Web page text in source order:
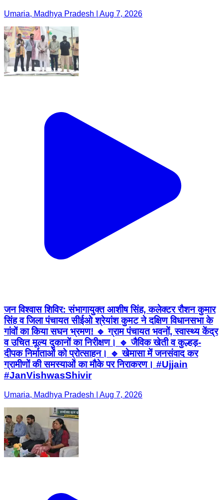
Umaria, Madhya Pradesh | Aug 7, 2026
जन विश्वास शिविर: संभागायुक्त आशीष सिंह, कलेक्टर रौशन कुमार
सिंह व जिला पंचायत सीईओ श्रेयांश कुमट ने दक्षिण विधानसभा के
गांवों का किया सघन भ्रमण! 🔹 ग्राम पंचायत भवनों, स्वास्थ्य केंद्र
व उचित मूल्य दुकानों का निरीक्षण। 🔹 जैविक खेती व कुल्हड़-
दीपक निर्माताओं को प्रोत्साहन। 🔹 खेमासा में जनसंवाद कर
ग्रामीणों की समस्याओं का मौके पर निराकरण। #Ujjain
#JanVishwasShivir
Umaria, Madhya Pradesh | Aug 7, 2026